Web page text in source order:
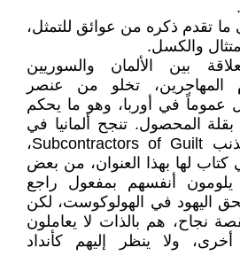
تقدم ذكره من عوائق للتمثل،
والكسل.
بين الألمان والسوريين
المهاجرين، تخلو من عنصر
عموماً في أوربا، وهو ما يحكم
المحصول. تنجح ألمانيا في
تربية بعض متعهدي الذنب Subcontractors of Guilt،
كتاب لها بهذا العنوان، من بعض
يلومون أنفسهم بمفعول راجع
بحق اليهود في الهولوكوست، لكن
نجاح، هم بالذات لا يعاملون
ولا ينظر إليهم كأنداد